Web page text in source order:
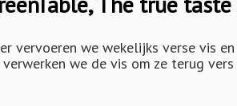
vervoeren we wekelijks verse vis
we de vis om ze terug